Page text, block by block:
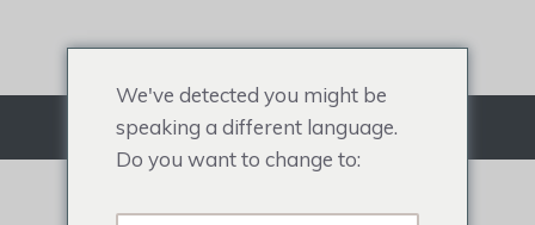
Cardápio
We've detected you might be
speaking a different language.
Do you want to change to: